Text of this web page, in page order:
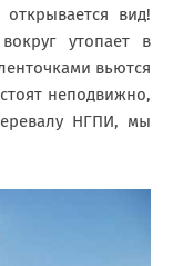
вид!
утопает в
вьются
неподвижно,
НГПИ, мы